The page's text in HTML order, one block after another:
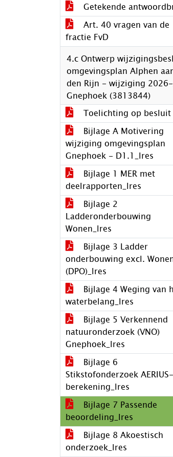
Getekende
Art. 40 vragen van de
fractie FvD
4.c Ontwerp
omgevingsplan Alphen
den Rijn - wijziging
Gnephoek (3813844)
Toelichting op besluit
Bijlage A Motivering
wijziging omgevingsplan
Gnephoek - D1.1_lres
Bijlage 1 MER met
deelrapporten_lres
Bijlage 2
Ladderonderbouwing
Wonen_lres
Bijlage 3 Ladder
onderbouwing excl.
(DPO)_lres
Bijlage 4 Weging van
waterbelang_lres
Bijlage 5 Verkennend
natuuronderzoek (VNO)
Gnephoek_lres
Bijlage 6
Stikstofonderzoek AERIUS-
berekening_lres
Bijlage 7 Passende
beoordeling_lres
Bijlage 8 Akoestisch
onderzoek_lres